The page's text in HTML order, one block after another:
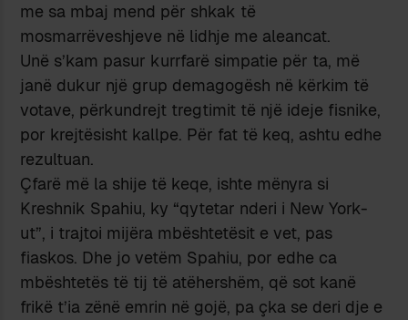
me sa mbaj mend për shkak të
mosmarrëveshjeve në lidhje me aleancat.
Unë s’kam pasur kurrfarë simpatie për ta, më
janë dukur një grup demagogësh në kërkim të
votave, përkundrejt tregtimit të një ideje fisnike,
por krejtësisht kallpe. Për fat të keq, ashtu edhe
rezultuan.
Çfarë më la shije të keqe, ishte mënyra si
Kreshnik Spahiu, ky “qytetar nderi i New York-
ut”, i trajtoi mijëra mbështetësit e vet, pas
fiaskos. Dhe jo vetëm Spahiu, por edhe ca
mbështetës të tij të atëhershëm, që sot kanë
frikë t’ia zënë emrin në gojë, pa çka se deri dje e